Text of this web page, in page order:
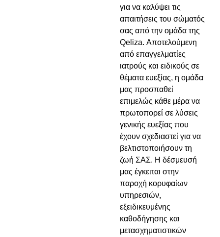
για να καλύψει τις
απαιτήσεις του σώματός
σας από την ομάδα της
Qeliza. Αποτελούμενη
από επαγγελματίες
ιατρούς και ειδικούς σε
θέματα ευεξίας, η ομάδα
μας προσπαθεί
επιμελώς κάθε μέρα να
πρωτοπορεί σε λύσεις
γενικής ευεξίας που
έχουν σχεδιαστεί για να
βελτιστοποιήσουν τη
ζωή ΣΑΣ. Η δέσμευσή
μας έγκειται στην
παροχή κορυφαίων
υπηρεσιών,
εξειδικευμένης
καθοδήγησης και
μετασχηματιστικών